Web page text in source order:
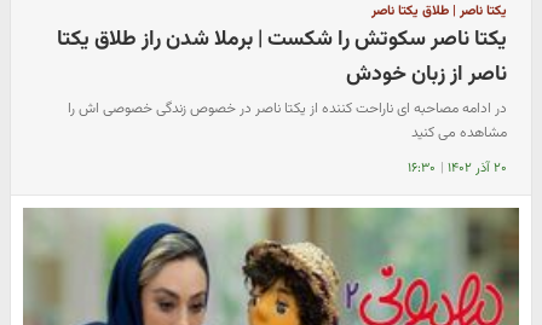
یکتا ناصر | طلاق یکتا ناصر
یکتا ناصر سکوتش را شکست | برملا شدن راز طلاق یکتا
ناصر از زبان خودش
در ادامه مصاحبه ای ناراحت کننده از یکتا ناصر در خصوص زندگی خصوصی اش را
مشاهده می کنید
۲۰ آذر ۱۴۰۲ | ۱۶:۳۰